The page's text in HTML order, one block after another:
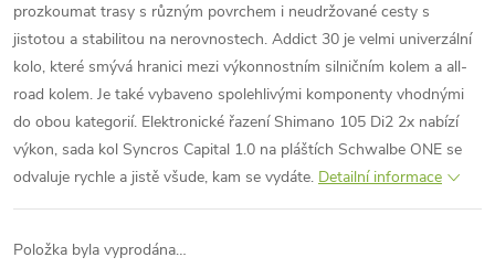
prozkoumat trasy s různým povrchem i neudržované cesty s
jistotou a stabilitou na nerovnostech. Addict 30 je velmi univerzální
kolo, které smývá hranici mezi výkonnostním silničním kolem a all-
road kolem. Je také vybaveno spolehlivými komponenty vhodnými
do obou kategorií. Elektronické řazení Shimano 105 Di2 2x nabízí
výkon, sada kol Syncros Capital 1.0 na pláštích Schwalbe ONE se
odvaluje rychle a jistě všude, kam se vydáte. Detailní informace
Položka byla vyprodána…